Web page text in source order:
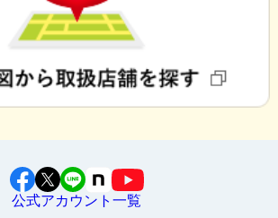
公式アカウント一覧